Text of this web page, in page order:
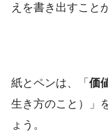
えを書き出すこと
紙とペンは、「 価
生き方のこと）」
ょう。